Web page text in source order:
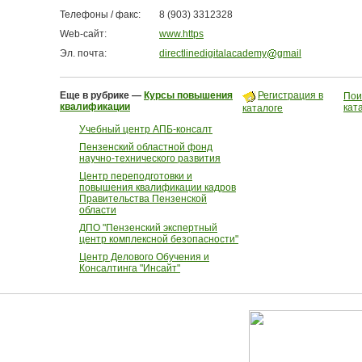
Телефоны / факс:
8 (903) 3312328
Web-сайт:
www.https
Эл. почта:
directlinedigitalacademy gmail
Еще в рубрике — Курсы повышения
квалификации
Учебный центр АПБ-консалт
Пензенский областной фонд
научно-технического развития
Центр переподготовки и
повышения квалификации кадров
Правительства Пензенской
области
ДПО "Пензенский экспертный
центр комплексной безопасности"
Центр Делового Обучения и
Консалтинга "Инсайт"
Регистрация в
каталоге